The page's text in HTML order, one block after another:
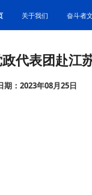
关于我们 奋斗者
代表团赴江
期：2023年08月25日